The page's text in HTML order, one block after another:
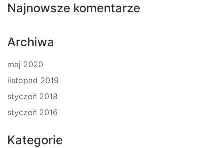
Najnowsze komentarze
Archiwa
maj 2020
listopad 2019
styczeń 2018
styczeń 2016
Kategorie